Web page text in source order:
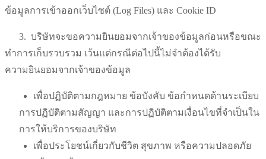
ข้อมูลการเข้าออกเว็บไซต์ (Log Files) และ Cookie ID
3. บริษัทจะขอความยินยอมจากเจ้าของข้อมูลก่อนหรือขณะ
ทำการเก็บรวบรวม เว้นแต่กรณีต่อไปนี้ไม่จำต้องได้รับ
ความยินยอมจากเจ้าของข้อมูล
เพื่อปฏิบัติตามกฎหมาย ข้อบังคับ ข้อกำหนดด้านระเบียบ
การปฏิบัติตามสัญญา และการปฏิบัติตามเงื่อนไขที่จำเป็นใน
การให้บริการของบริษัท
เพื่อประโยชน์เกี่ยวกับชีวิต สุขภาพ หรือความปลอดภัย